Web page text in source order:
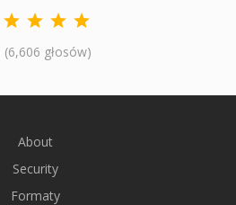
(6,606 głosów)
About
Security
Formaty